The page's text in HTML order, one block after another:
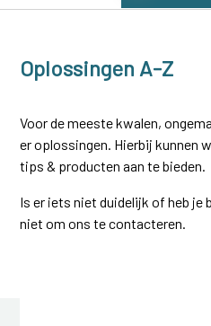
Oplossingen A-Z
Voor de meeste kwalen,
er oplossingen. Hierbij kunnen
tips & producten aan te bieden.
Is er iets niet duidelijk of heb je
niet om ons te contacteren.